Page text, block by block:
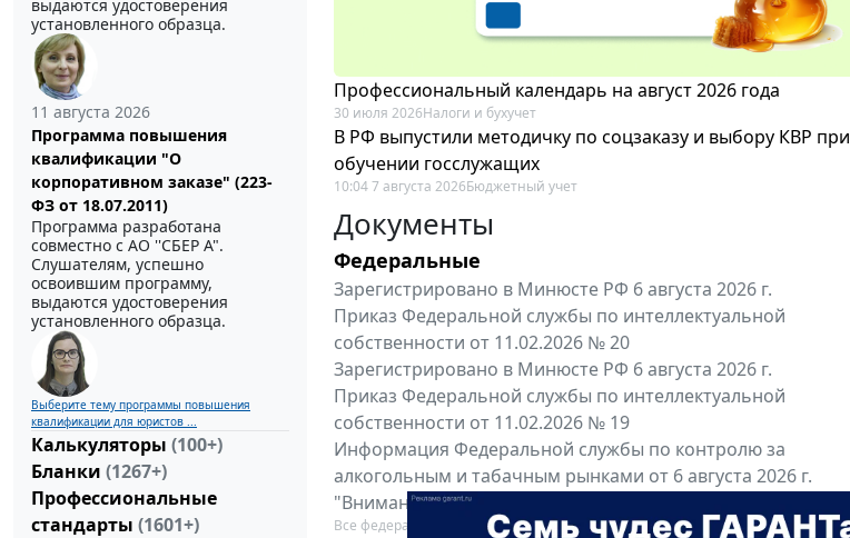
выдаются удостоверения
установленного образца.
11 августа 2026
Программа повышения
квалификации "О
корпоративном заказе" (223-
ФЗ от 18.07.2011)
Программа разработана
совместно с АО ''СБЕР А".
Слушателям, успешно
освоившим программу,
выдаются удостоверения
установленного образца.
Выберите тему программы повышения
квалификации для юристов ...
Калькуляторы (100+)
Бланки (1267+)
Профессиональные
стандарты (1601+)
Профессиональный календарь на август 2026 года
30 июля 2026Налоги и бухучет
В РФ выпустили методичку по соцзаказу и выбору КВР при
обучении госслужащих
10:04 7 августа 2026Бюджетный учет
Документы
Федеральные
Зарегистрировано в Минюсте РФ 6 августа 2026 г.
Приказ Федеральной службы по интеллектуальной
собственности от 11.02.2026 № 20
Зарегистрировано в Минюсте РФ 6 августа 2026 г.
Приказ Федеральной службы по интеллектуальной
собственности от 11.02.2026 № 19
Информация Федеральной службы по контролю за
алкогольным и табачным рынками от 6 августа 2026 г.
"Вниманию производителей и импортёров алкогольной...
Все федеральные документы